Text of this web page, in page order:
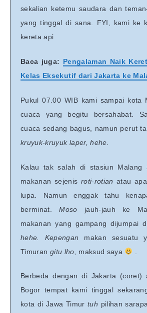
sekalian ketemu saudara dan
yang tinggal di sana. FYI, kami ke
kereta api.
Baca juga: Pengalaman Naik
Kelas Eksekutif dari Jakarta ke
Pukul 07.00 WIB kami sampai kota
cuaca yang begitu bersahabat.
cuaca sedang bagus, namun perut
kruyuk-kruyuk laper, hehe.
Kalau tak salah di stasiun Malang
makanan sejenis roti-rotianatau apa
lupa. Namun enggak tahu
berminat.Moso jauh-jauh ke
makanan yang gampang dijumpai
hehe. Kepengan makan sesuatu
Timuran gitu lho, maksud saya
Berbeda dengan di Jakarta (coret)
Bogor tempat kami tinggal
kota di Jawa Timurtuh pilihan